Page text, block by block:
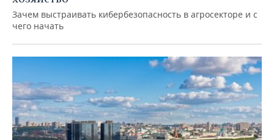
Зачем выстраивать кибербезопасность в агросекторе и с
чего начать